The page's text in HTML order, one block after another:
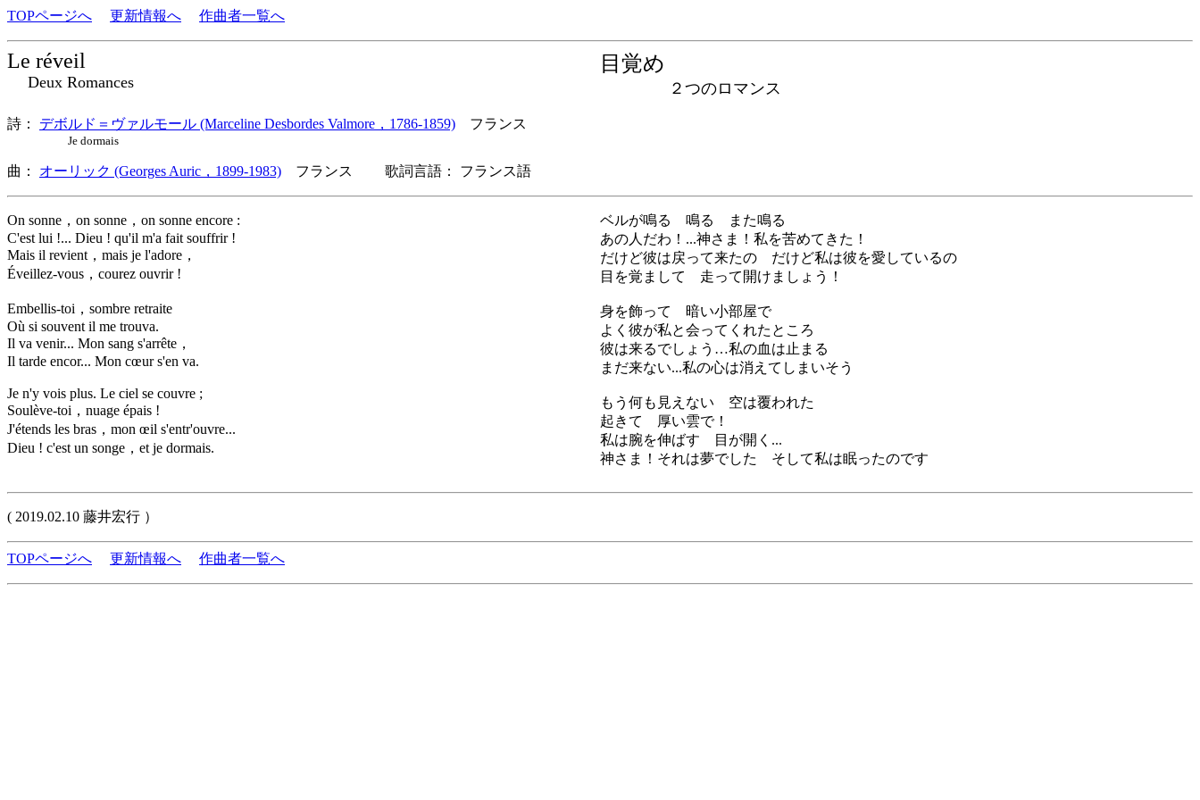
TOPページへ 更新情報へ 作曲者一覧へ
Le réveil
Deux Romances
目覚め
２つのロマンス
詩： デボルド＝ヴァルモール (Marceline Desbordes Valmore，1786-1859) フランス
Je dormais
曲： オーリック (Georges Auric，1899-1983) フランス 歌詞言語： フランス語
On sonne，on sonne，on sonne encore :
C'est lui !... Dieu ! qu'il m'a fait souffrir !
Mais il revient，mais je l'adore，
Éveillez-vous，courez ouvrir !
Embellis-toi，sombre retraite
Où si souvent il me trouva.
Il va venir... Mon sang s'arrête，
Il tarde encor... Mon cœur s'en va.
Je n'y vois plus. Le ciel se couvre ;
Soulève-toi，nuage épais !
J'étends les bras，mon œil s'entr'ouvre...
Dieu ! c'est un songe，et je dormais.
ベルが鳴る 鳴る また鳴る
あの人だわ！...神さま！私を苦めてきた！
だけど彼は戻って来たの だけど私は彼を愛しているの
目を覚まして 走って開けましょう！
身を飾って 暗い小部屋で
よく彼が私と会ってくれたところ
彼は来るでしょう…私の血は止まる
まだ来ない...私の心は消えてしまいそう
もう何も見えない 空は覆われた
起きて 厚い雲で！
私は腕を伸ばす 目が開く...
神さま！それは夢でした そして私は眠ったのです
( 2019.02.10 藤井宏行 ）
TOPページへ 更新情報へ 作曲者一覧へ